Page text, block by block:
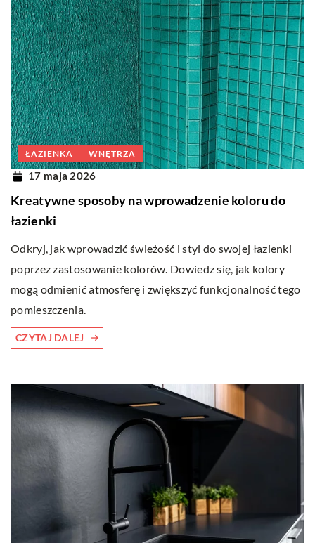
ŁAZIENKA WNĘTRZA
17 maja 2026
Kreatywne sposoby na wprowadzenie koloru do
łazienki
Odkryj, jak wprowadzić świeżość i styl do swojej łazienki
poprzez zastosowanie kolorów. Dowiedz się, jak kolory
mogą odmienić atmosferę i zwiększyć funkcjonalność tego
pomieszczenia.
CZYTAJ DALEJ